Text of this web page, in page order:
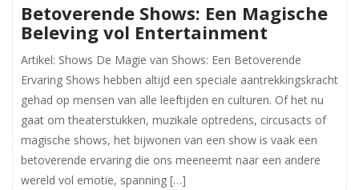
Betoverende Shows: Een Magische
Beleving vol Entertainment
Artikel: Shows De Magie van Shows: Een Betoverende
Ervaring Shows hebben altijd een speciale aantrekkingskracht
gehad op mensen van alle leeftijden en culturen. Of het nu
gaat om theaterstukken, muzikale optredens, circusacts of
magische shows, het bijwonen van een show is vaak een
betoverende ervaring die ons meeneemt naar een andere
wereld vol emotie, spanning […]